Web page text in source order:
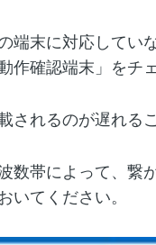
端末に対応してい
作確認端末」をチ
されるのが遅れる
数帯によって、繋
いてください。